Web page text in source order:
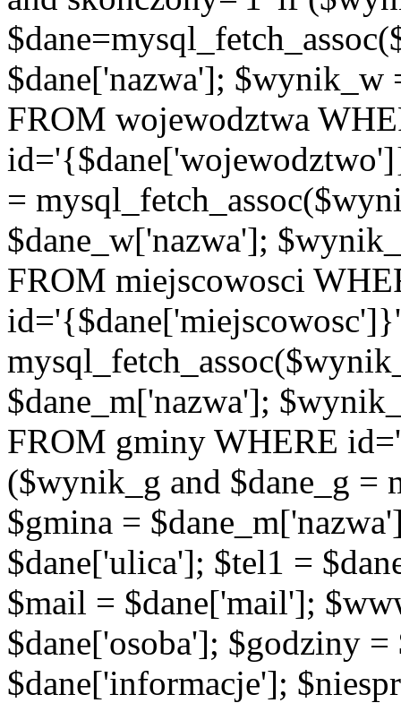
$dane['nazwa'];
FROM wojewodztwa
=
$dane_w['nazwa'];
FROM miejscowosci
$dane_m['nazwa'];
FROM gminy WHERE
($wynik_g and $dane_g =
$gmina =
$dane['ulica']; $tel1 =
$mail = $dane['mail'];
$dane['osoba']; $godziny
$dane['informacje'];